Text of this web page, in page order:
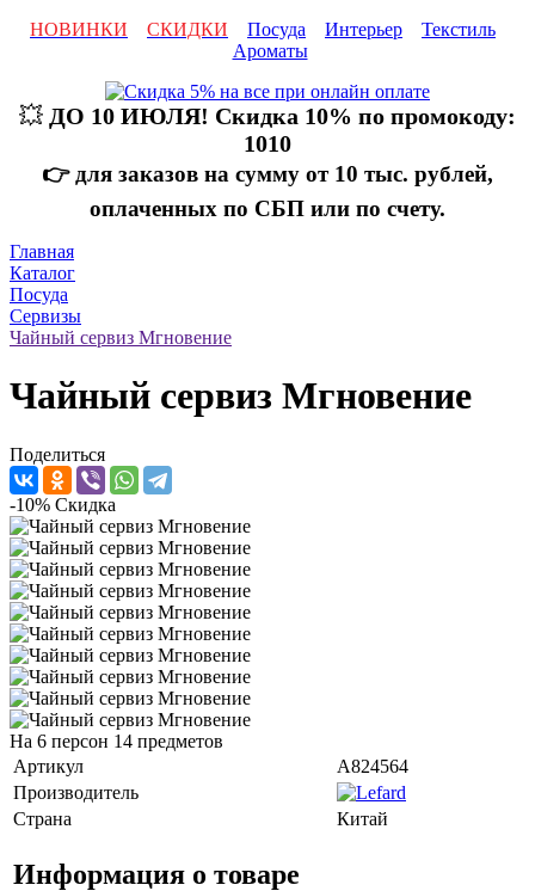
НОВИНКИ
СКИДКИ Посуда Интерьер
Текстиль
Ароматы
💥 ДО 10 ИЮЛЯ! Скидка 10% по промокоду:
1010
👉 для заказов на сумму от 10 тыс. рублей,
оплаченных по СБП или по счету.
Главная
Каталог
Посуда
Сервизы
Чайный сервиз Мгновение
Чайный сервиз Мгновение
Поделиться
-10% Скидка
На 6 персон 14 предметов
Артикул
A824564
Производитель
Страна
Китай
Информация о товаре